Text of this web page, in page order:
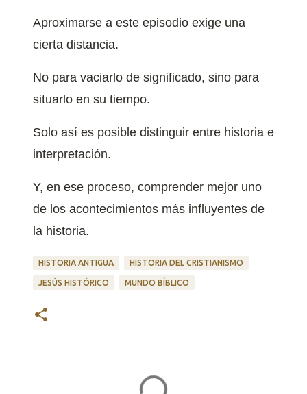
Aproximarse a este episodio exige una
cierta distancia.
No para vaciarlo de significado, sino para
situarlo en su tiempo.
Solo así es posible distinguir entre historia e
interpretación.
Y, en ese proceso, comprender mejor uno
de los acontecimientos más influyentes de
la historia.
HISTORIA ANTIGUA HISTORIA DEL CRISTIANISMO
JESÚS HISTÓRICO MUNDO BÍBLICO